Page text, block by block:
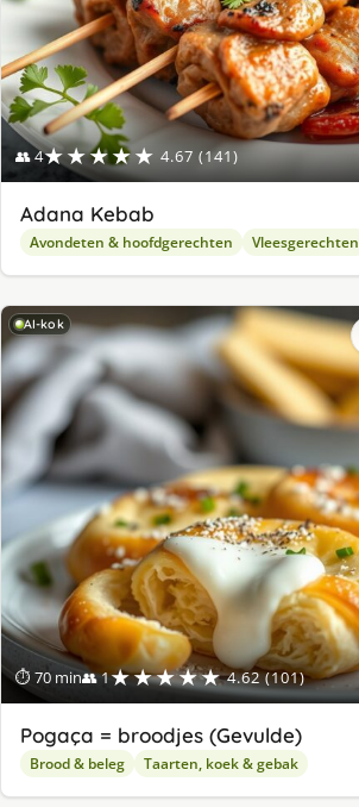
👥 4★★★★★ 4.67 (141)
Adana Kebab
Avondeten & hoofdgerechten Vleesgerechten
AI-kok
⏱ 70 min👥 1★★★★★ 4.62 (101)
Pogaça = broodjes (Gevulde)
Brood & beleg Taarten, koek & gebak